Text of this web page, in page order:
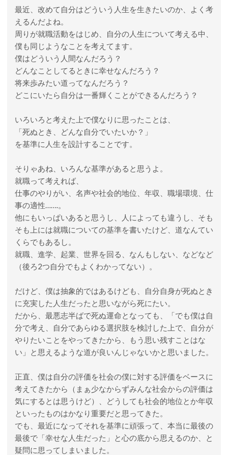
最近、改めて自分はどういう人生を生きたいのか、よく考
えるんだよね。
周りが就職活動をはじめ、自分の人生について考える中、
僕も同じようなことを考えてます。
僕はどういう人間なんだろう？
どんなことしてるときに幸せなんだろう？
将来歩みたい道ってなんだろう？
どこにいたら自分は一番輝くことができるんだろう？
いろいろと考えた上で僕なりに思ったことは、
「死ぬとき、どんな自分でいたいか？」
を基準に人生を設計することです。
そりゃあね、いろんな基準があると思うよ。
就職って考えれば、
仕事のやりがい、名声や社会的地位、年収、職場環境、仕
事の適性…….。
他にもいっぱいあると思うし、人によっても違うし、そも
そも上には就職についての基準を書いたけど、道なんてい
くらでもあるし。
就職、進学、起業、世界を回る、なんもしない、などなど
（後ろ2つ自分でもよくわかってない）。
だけど、僕は抽象的ではあるけども、自分自身が死ぬとき
に充実した人生だったと思いながら死にたい。
だから、最悪志半ばで死ぬ運命となっても、「でも僕は自
分で考え、自分であらゆる選択肢を検討した上で、自分が
やりたいことをやってきたから、もう思い残すことはな
い」と思えるような道が良いんじゃないかと思いました。
正直、僕は自分の評価を社会の僕に対する評価をベースに
考えてきたから（まぁ少なからずみんな社会からの評価は
気にするとは思うけど）、どうしても社会的地位とか年収
といったものはかなり重要だと思ってきた。
でも、最近になってそれを基準に頑張って、本当に最後の
最後で「幸せな人生だった」と心の底から思えるのか、と
疑問に思ってしまいました。